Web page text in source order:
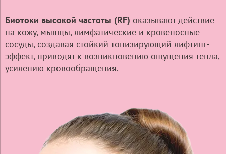
Биотоки высокой частоты (RF) оказывают действие
на кожу, мышцы, лимфатические и кровеносные
сосуды, создавая стойкий тонизирующий лифтинг-
эффект, приводят к возникновению ощущения тепла,
усилению кровообращения.